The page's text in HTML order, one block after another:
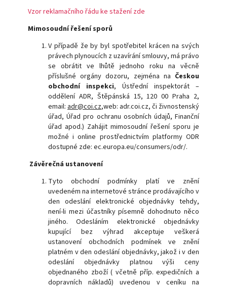
Vzor reklamačního řádu ke stažení zde
Mimosoudní řešení sporů
V případě že by byl spotřebitel krácen na svých
právech plynoucích z uzavírání smlouvy, má právo
se obrátit ve lhůtě jednoho roku na věcně
příslušné orgány dozoru, zejména na Českou
obchodní inspekci, Ústřední inspektorát –
oddělení ADR, Štěpánská 15, 120 00 Praha 2,
email: adr@coi.cz,web: adr.coi.cz, či živnostenský
úřad, Úřad pro ochranu osobních údajů, Finanční
úřad apod.) Zahájit mimosoudní řešení sporu je
možné i online prostřednictvím platformy ODR
dostupné zde: ec.europa.eu/consumers/odr/.
Závěrečná ustanovení
Tyto obchodní podmínky platí ve znění
uvedeném na internetové stránce prodávajícího v
den odeslání elektronické objednávky tehdy,
není-li mezi účastníky písemně dohodnuto něco
jiného. Odesláním elektronické objednávky
kupující bez výhrad akceptuje veškerá
ustanovení obchodních podmínek ve znění
platném v den odeslání objednávky, jakož i v den
odeslání objednávky platnou výši ceny
objednaného zboží ( včetně příp. expedičních a
dopravních nákladů) uvedenou v ceníku na